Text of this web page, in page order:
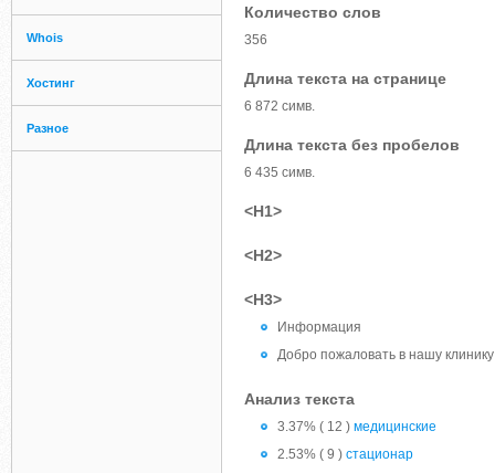
Whois
Хостинг
Разное
Количество слов
356
Длина текста на странице
6 872 симв.
Длина текста без пробелов
6 435 симв.
<H1>
<H2>
<H3>
Информация
Добро пожаловать в нашу клинику
Анализ текста
3.37% ( 12 ) медицинские
2.53% ( 9 ) стационар